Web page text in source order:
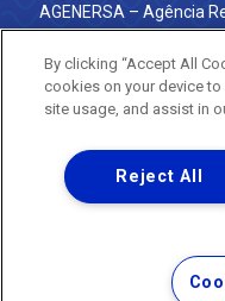
AGENERSA – Agência
do
0800 024 9040 ·
·http://
Uma
Termos Gerais
By clicking “Accept All
cookies on your device
site usage, and assist in
Reject All